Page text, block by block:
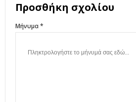
Προσθήκη σχολίου
Μήνυμα *